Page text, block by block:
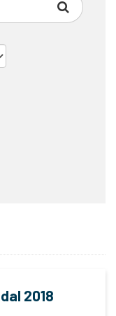
2018